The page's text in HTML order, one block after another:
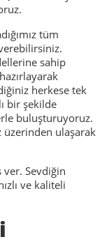
tüm
sahip
herkese tek
bir şekilde
buluşturuyoruz.
ulaşarak
ver. Sevdiğin
ve kaliteli